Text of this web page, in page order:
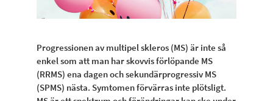
Progressionen av multipel skleros (MS) är inte så
enkel som att man har skovvis förlöpande MS
(RRMS) ena dagen och sekundärprogressiv MS
(SPMS) nästa. Symtomen förvärras inte plötsligt.